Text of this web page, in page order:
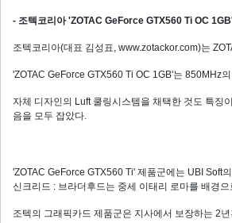
- 조텍코리아 'ZOTAC GeForce GTX560 Ti OC
조텍코리아(대표 김성표, www.zotackor.com)는
'ZOTAC GeForce GTX560 Ti OC 1GB'는 850MHz
자체 디자인의 Luft 쿨링시스템을 채택한 것도 특징
음을 모두 잡았다.
'ZOTAC GeForce GTX560 Ti' 제품군에는 UBI Soft
신크리드 : 브라더후드는 중세 이태리 로마를 배경
조텍의 그래픽카드 제품군은 지사에서 보장하는 2